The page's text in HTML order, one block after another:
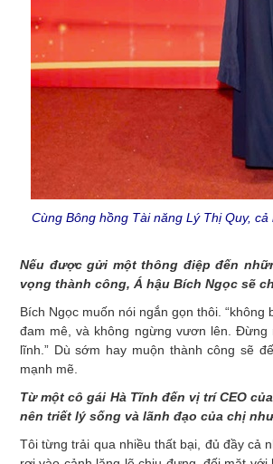
Cùng Bông hồng Tài năng Lý Thị Quy,
Nếu được gửi một thông điệp đến
vọng thành công, Á hậu Bích Ngọc sẽ
Bích Ngọc muốn nói ngắn gọn thôi.
đam mê, và không ngừng vươn lên.
lĩnh.” Dù sớm hay muộn thành công sẽ
mạnh mẽ.
Từ một cô gái Hà Tĩnh đến vị trí CEO
nên triết lý sống và lãnh đạo của chị
Tôi từng trải qua nhiều thất bại, đủ đầy cả